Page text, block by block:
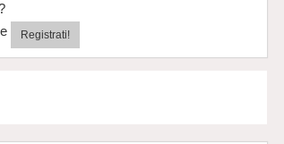
Registrati!